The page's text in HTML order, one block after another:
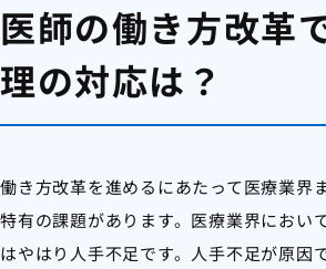
医師の働き方改革
理の対応は？
働き方改革を進めるにあたって医療業界
特有の課題があります。医療業界におい
はやはり人手不足です。人手不足が原因